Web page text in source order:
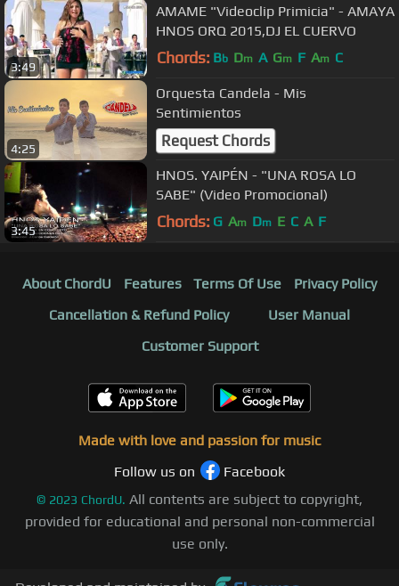
3:49
AMAME "Videoclip Primicia" - AMAYA
HNOS ORQ 2015,DJ EL CUERVO
Chords: Bb Dm A Gm F Am C
4:25
Orquesta Candela - Mis
Sentimientos
Request Chords
3:45
HNOS. YAIPÉN - "UNA ROSA LO
SABE" (Video Promocional)
Chords: G Am Dm E C A F
About ChordU Features Terms Of Use
Privacy Policy
Cancellation & Refund Policy
User Manual
Customer Support
Made with love and passion for music
Follow us on
Facebook
© 2023 ChordU. All contents are subject to copyright,
provided for educational and personal non-commercial
use only.